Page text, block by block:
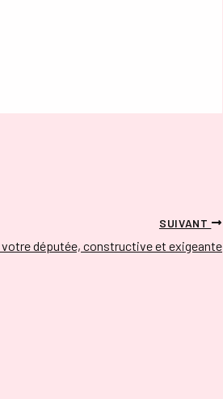
SUIVANT
votre députée, constructive et exigeante